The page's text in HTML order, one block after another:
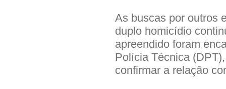
As buscas por outros
duplo homicídio
apreendido foram
Polícia Técnica
confirmar a relação